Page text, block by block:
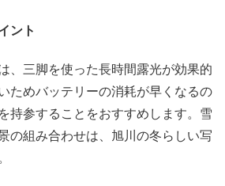
ント
、三脚を使った長時間露光が効果的
ためバッテリーの消耗が早くなるの
持参することをおすすめします。雪
の組み合わせは、旭川の冬らしい写